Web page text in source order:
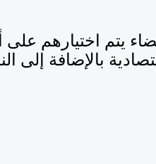
يتم اختيارهم
بالإضافة إلى